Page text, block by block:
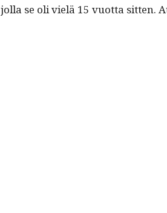
se oli vielä 15 vuot­ta sit­ten.